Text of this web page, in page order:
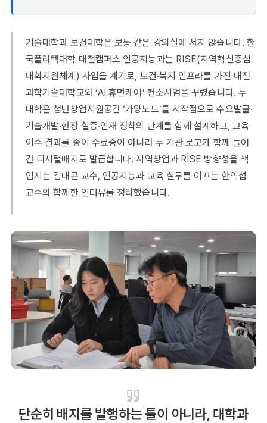
기술대학과 보건대학은 보통 같은 강의실에 서지 않습니다. 한
국폴리텍대학 대전캠퍼스 인공지능과는 RISE(지역혁신중심
대학지원체계) 사업을 계기로, 보건·복지 인프라를 가진 대전
과학기술대학교와 ‘AI 휴먼케어’ 컨소시엄을 꾸렸습니다. 두
대학은 청년창업지원공간 ‘가양노드’를 시작점으로 수요발굴·
기술개발·현장 실증·인재 정착의 단계를 함께 설계하고, 교육
이수 결과를 종이 수료증이 아니라 두 기관 로고가 함께 들어
간 디지털배지로 발급합니다. 지역창업과 RISE 방향성을 책
임지는 김대곤 교수, 인공지능과 교육 실무를 이끄는 한익섭
교수와 함께한 인터뷰를 정리했습니다.
단순히 배지를 발행하는 툴이 아니라, 대학과